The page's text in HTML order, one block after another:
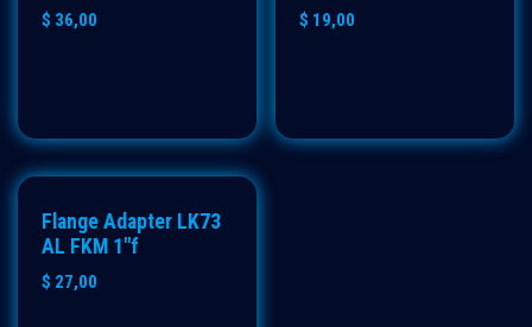
$ 36,00 $ 19,00
Flange Adapter LK73
AL FKM 1"f
$ 27,00